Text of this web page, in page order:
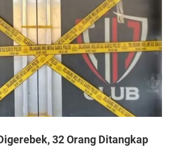
32 Orang Ditangkap